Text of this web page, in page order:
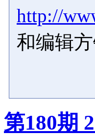
http://
和编辑
第180期